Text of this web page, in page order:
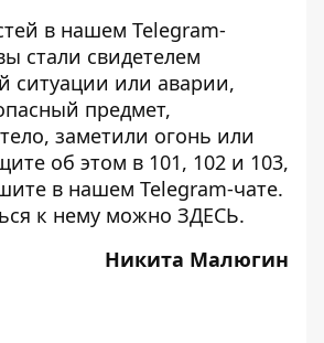
в нашем Telegram-
стали свидетелем
ситуации или аварии,
предмет,
заметили огонь или
об этом в 101, 102 и 103,
в нашем Telegram-чате.
к нему можно ЗДЕСЬ.
Никита Малюгин